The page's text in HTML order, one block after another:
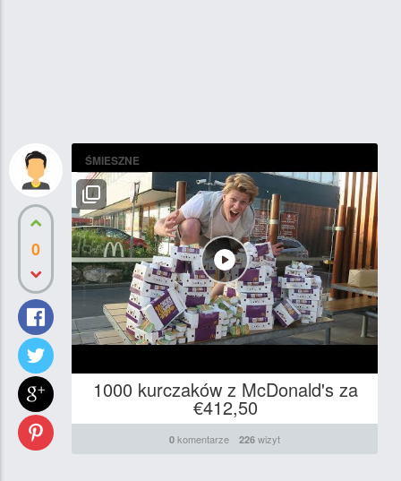
0
ŚMIESZNE
1000 kurczaków z McDonald's za
€412,50
0 komentarze 226 wizyt